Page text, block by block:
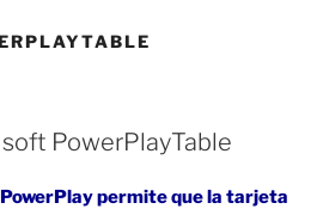
PowerPlayTable
permite que la tarjeta